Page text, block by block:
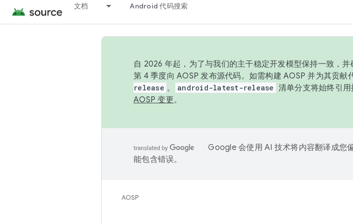
文档 Android 代码搜索
自 2026 年起，为了与我们的主干稳定开发模型保持一致，
第 4 季度向 AOSP 发布源代码。如需构建 AOSP 并为其贡献
release 。 android-latest-release 清单分支将始终引
AOSP 变更。
Google 会使用 AI 技术将内容翻译成您
能包含错误。
AOSP